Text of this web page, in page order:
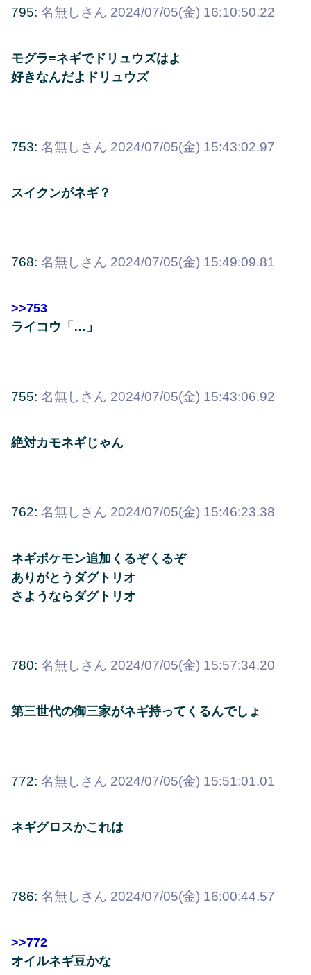
795: 名無しさん 2024/07/05(金) 16:10:50.22
モグラ=ネギでドリュウズはよ
好きなんだよドリュウズ
753: 名無しさん 2024/07/05(金) 15:43:02.97
スイクンがネギ？
768: 名無しさん 2024/07/05(金) 15:49:09.81
>>753
ライコウ「…」
755: 名無しさん 2024/07/05(金) 15:43:06.92
絶対カモネギじゃん
762: 名無しさん 2024/07/05(金) 15:46:23.38
ネギポケモン追加くるぞくるぞ
ありがとうダグトリオ
さようならダグトリオ
780: 名無しさん 2024/07/05(金) 15:57:34.20
第三世代の御三家がネギ持ってくるんでしょ
772: 名無しさん 2024/07/05(金) 15:51:01.01
ネギグロスかこれは
786: 名無しさん 2024/07/05(金) 16:00:44.57
>>772
オイルネギ豆かな